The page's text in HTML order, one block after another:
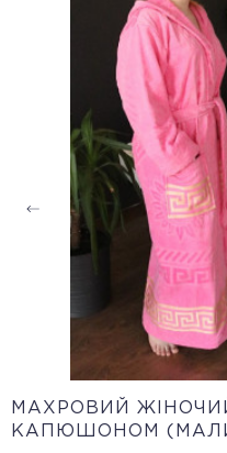
МАХРОВИЙ
КАПЮШОНОМ